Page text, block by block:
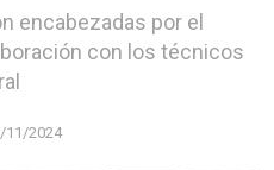
encabezadas por el
con los técnicos
11/2024